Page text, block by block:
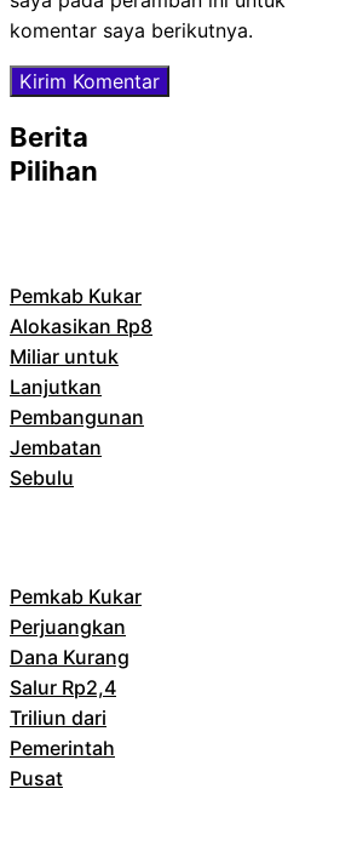
komentar saya berikutnya.
Berita
Pilihan
Pemkab Kukar
Alokasikan Rp8
Miliar untuk
Lanjutkan
Pembangunan
Jembatan
Sebulu
Pemkab Kukar
Perjuangkan
Dana Kurang
Salur Rp2,4
Triliun dari
Pemerintah
Pusat